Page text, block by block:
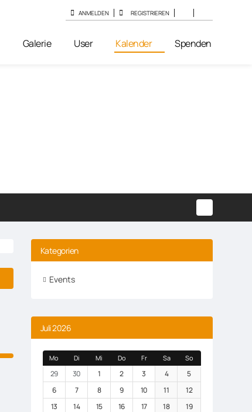
Galerie User Kalender Spenden
ANMELDEN REGISTRIEREN
Kategorien
Events
Juli 2026
Mo Di Mi Do Fr Sa So
29 30 1 2 3 4
5
6
7 8 9 10 11
12
13
14 15 16 17 18
19